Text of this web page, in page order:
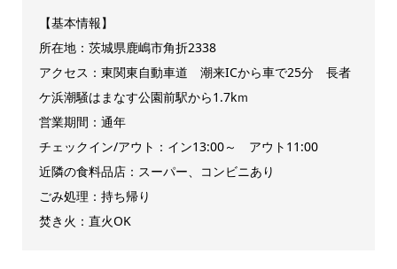
【基本情報】
所在地：茨城県鹿嶋市角折2338
アクセス：東関東自動車道 潮来ICから車で25分 長者
ケ浜潮騒はまなす公園前駅から1.7kｍ
営業期間：通年
チェックイン/アウト：イン13:00～ アウト11:00
近隣の食料品店：スーパー、コンビニあり
ごみ処理：持ち帰り
焚き火：直火OK